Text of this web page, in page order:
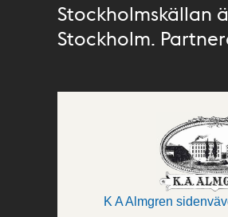
Stockholmskällan
Stockholm.
K A Almgren